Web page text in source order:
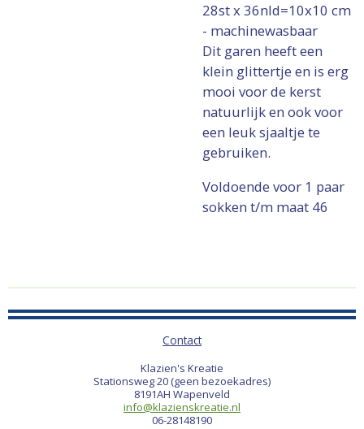
28st x 36nld=10x10 cm
- machinewasbaar
Dit garen heeft een
klein glittertje en is erg
mooi voor de kerst
natuurlijk en ook voor
een leuk sjaaltje te
gebruiken.
Voldoende voor 1 paar
sokken t/m maat 46
Contact
Klazien's Kreatie
Stationsweg 20 (geen bezoekadres)
8191AH Wapenveld
info@klazienskreatie.nl
06-28148190